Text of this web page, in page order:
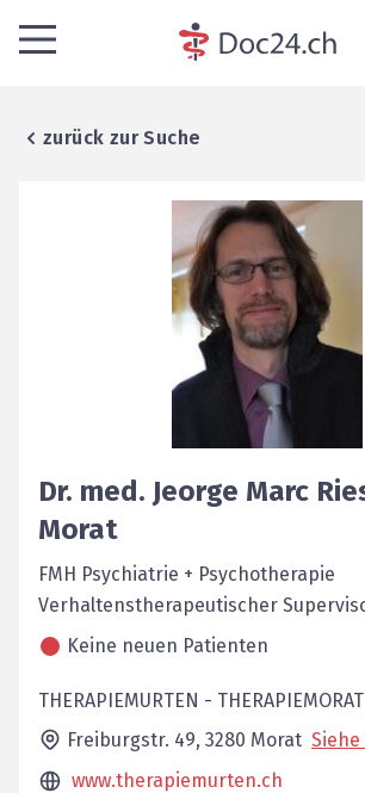
zurück zur Suche
Dr. med. Jeorge Marc
Morat
FMH Psychiatrie + Psychotherapie
Verhaltenstherapeutischer
Keine neuen Patienten
THERAPIEMURTEN - THERAPIEMORAT
Freiburgstr. 49, 3280 Morat
www.therapiemurten.ch